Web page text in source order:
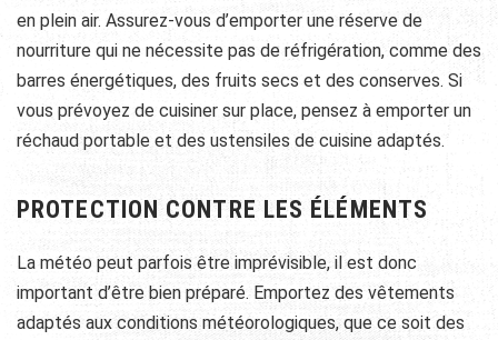
en plein air. Assurez-vous d’emporter une réserve de
nourriture qui ne nécessite pas de réfrigération, comme des
barres énergétiques, des fruits secs et des conserves. Si
vous prévoyez de cuisiner sur place, pensez à emporter un
réchaud portable et des ustensiles de cuisine adaptés.
PROTECTION CONTRE LES ÉLÉMENTS
La météo peut parfois être imprévisible, il est donc
important d’être bien préparé. Emportez des vêtements
adaptés aux conditions météorologiques, que ce soit des